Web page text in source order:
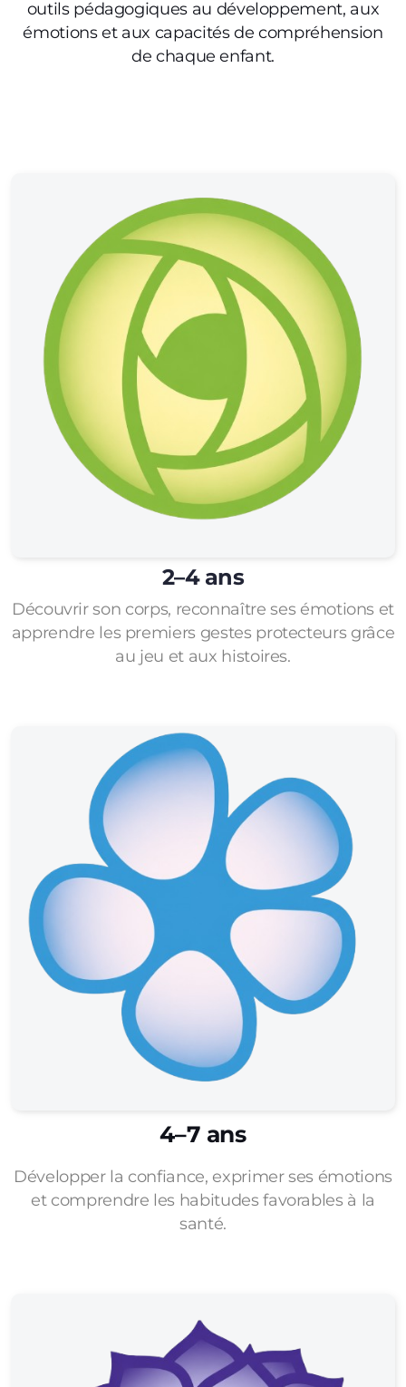
outils pédagogiques au développement, aux
émotions et aux capacités de compréhension
de chaque enfant.
2–4 ans
Découvrir son corps, reconnaître ses émotions et
apprendre les premiers gestes protecteurs grâce
au jeu et aux histoires.
4–7 ans
Développer la confiance, exprimer ses émotions
et comprendre les habitudes favorables à la
santé.